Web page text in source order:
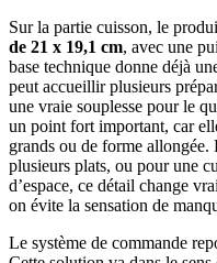
Sur la partie cuisson, le
de 21 x 19,1 cm, avec une
base technique donne déjà
peut accueillir plusieurs
une vraie souplesse pour le
un point fort important, car
grands ou de forme
plusieurs plats, ou pour une
d’espace, ce détail change
on évite la sensation de
Le système de commande